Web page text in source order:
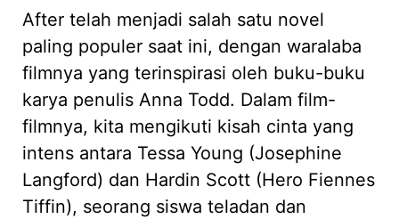
After telah menjadi salah satu novel
paling populer saat ini, dengan waralaba
filmnya yang terinspirasi oleh buku-buku
karya penulis Anna Todd. Dalam film-
filmnya, kita mengikuti kisah cinta yang
intens antara Tessa Young (Josephine
Langford) dan Hardin Scott (Hero Fiennes
Tiffin), seorang siswa teladan dan